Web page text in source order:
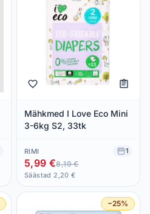
Mähkmed I Love Eco Mini
3-6kg S2, 33tk
RIMI 1
5,99 €8,19 €
Säästad 2,20 €
−25%